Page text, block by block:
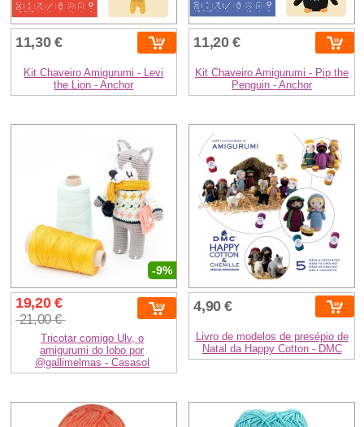
11,30 €
Kit Chaveiro Amigurumi - Levi
the Lion - Anchor
11,20 €
Kit Chaveiro Amigurumi - Pip the
Penguin - Anchor
-9%
19,20 €
21,00 €
Tricotar comigo Ulv, o
amigurumi do lobo por
@gallimelmas - Casasol
4,90 €
Livro de modelos de presépio de
Natal da Happy Cotton - DMC